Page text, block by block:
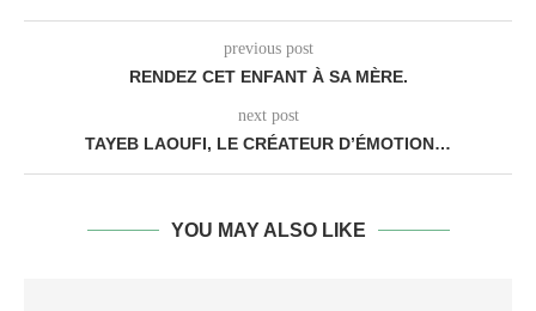
previous post
RENDEZ CET ENFANT À SA MÈRE.
next post
TAYEB LAOUFI, LE CRÉATEUR D’ÉMOTION…
YOU MAY ALSO LIKE